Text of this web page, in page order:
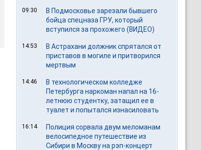
09:30
В Подмосковье зарезали бывшего
бойца спецназа ГРУ, который
вступился за прохожего (ВИДЕО)
14:53
В Астрахани должник спрятался от
приставов в могиле и притворился
мертвым
14:46
В технологическом колледже
Петербурга наркоман напал на 16-
летнюю студентку, затащил ее в
туалет и попытался изнасиловать
16:14
Полиция сорвала двум меломанам
велосипедное путешествие из
Сибири в Москву на рэп-концерт